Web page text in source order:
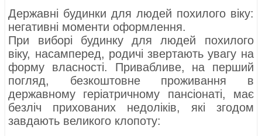
Державні будинки для людей похилого віку:
негативні моменти оформлення.
При виборі будинку для людей похилого
віку, насамперед, родичі звертають увагу на
форму власності. Привабливе, на перший
погляд, безкоштовне проживання в
державному геріатричному пансіонаті, має
безліч прихованих недоліків, які згодом
завдають великого клопоту: